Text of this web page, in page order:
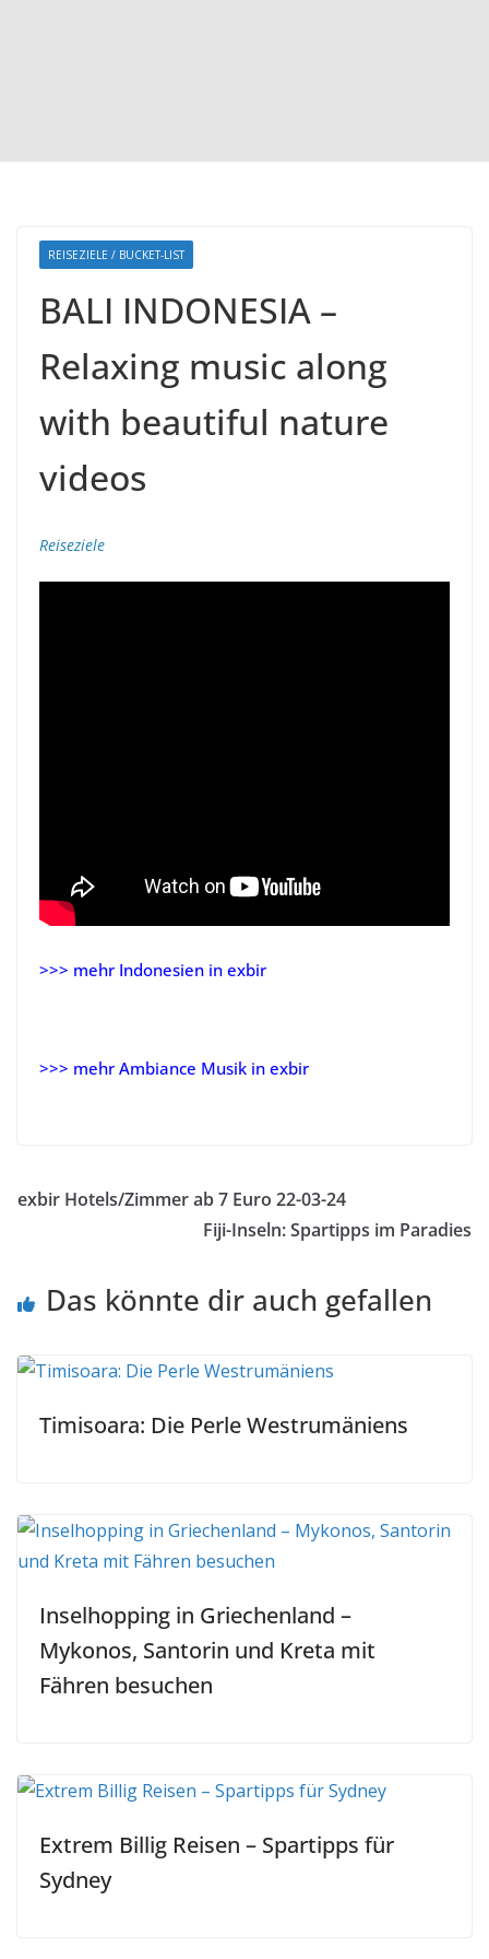
REISEZIELE / BUCKET-LIST
BALI INDONESIA –
Relaxing music along
with beautiful nature
videos
Reiseziele
>>> mehr Indonesien in exbir
>>> mehr Ambiance Musik in exbir
exbir Hotels/Zimmer ab 7 Euro 22-03-24
Fiji-Inseln: Spartipps im Paradies
Das könnte dir auch gefallen
Timisoara: Die Perle Westrumäniens
Inselhopping in Griechenland –
Mykonos, Santorin und Kreta mit
Fähren besuchen
Extrem Billig Reisen – Spartipps für
Sydney